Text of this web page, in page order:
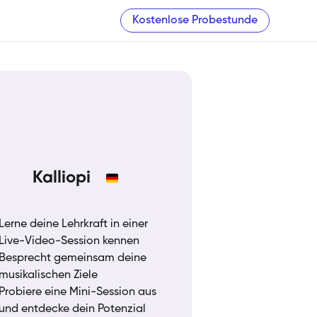
Kostenlose Probestunde
Kalliopi
Lerne deine Lehrkraft in einer
Live-Video-Session kennen
Besprecht gemeinsam deine
musikalischen Ziele
Probiere eine Mini-Session aus
entdecke dein Potenzial